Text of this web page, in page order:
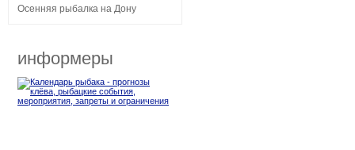
Осенняя рыбалка на Дону
информеры